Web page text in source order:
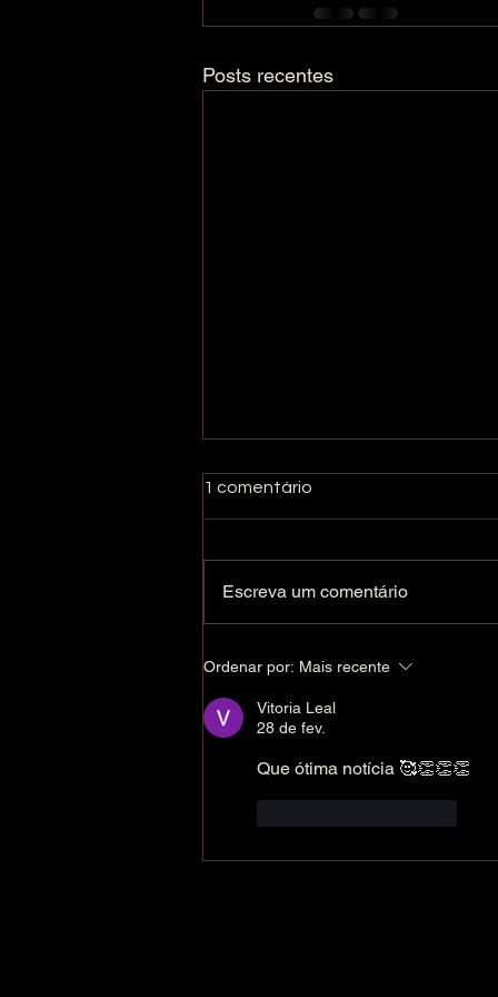
Posts recentes
Nascimento do Príncipe
Miguel - The Birth of the
Royal Prince Michael (English
Below)
1 comentário
Escreva um comentário
Ordenar por: Mais recente
Vitoria Leal
28 de fev.
Que ótima notícia 🥰👏👏👏